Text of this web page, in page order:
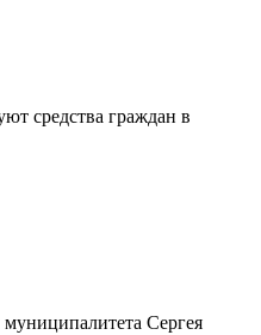
средства граждан в
муниципалитета Сергея